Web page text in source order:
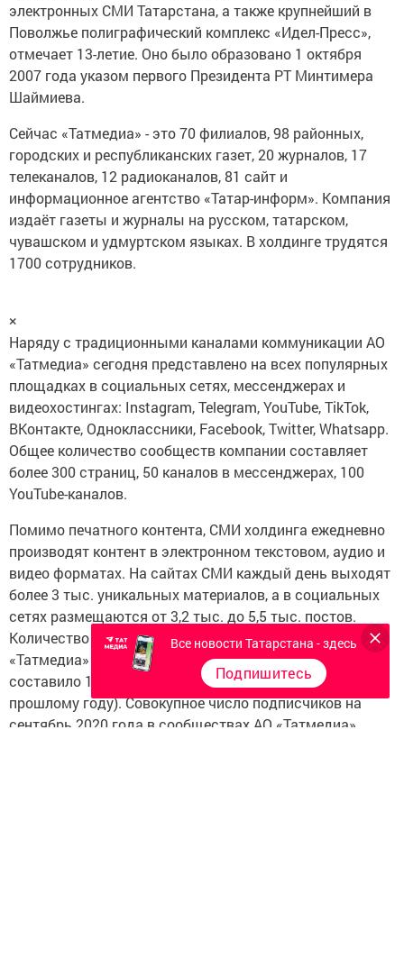
электронных СМИ Татарстана, а также крупнейший в
Поволжье полиграфический комплекс «Идел-Пресс»,
отмечает 13-летие. Оно было образовано 1 октября
2007 года указом первого Президента РТ Минтимера
Шаймиева.
Сейчас «Татмедиа» - это 70 филиалов, 98 районных,
городских и республиканских газет, 20 журналов, 17
телеканалов, 12 радиоканалов, 81 сайт и
информационное агентство «Татар-информ». Компания
издаёт газеты и журналы на русском, татарском,
чувашском и удмуртском языках. В холдинге трудятся
1700 сотрудников.
×
Наряду с традиционными каналами коммуникации АО
«Татмедиа» сегодня представлено на всех популярных
площадках в социальных сетях, мессенджерах и
видеохостингах: Instagram, Telegram, YouTube, TikTok,
ВКонтакте, Одноклассники, Facebook, Twitter, Whatsapp.
Общее количество сообществ компании составляет
более 300 страниц, 50 каналов в мессенджерах, 100
YouTube-каналов.
Помимо печатного контента, СМИ холдинга ежедневно
производят контент в электронном текстовом, аудио и
видео форматах. На сайтах СМИ каждый день выходят
более 3 тыс. уникальных материалов, а в социальных
сетях размещаются от 3,2 тыс. до 5,5 тыс. постов.
Количество уникальных посетителей сайтов АО
«Татмедиа» за период январь – сентябрь 2020 год
составило 108,3 млн человек (+58,4% по отношению к
прошлому году). Совокупное число подписчиков на
сентябрь 2020 года в сообществах АО «Татмедиа»
Все новости Татарстана - здесь
Подпишитесь